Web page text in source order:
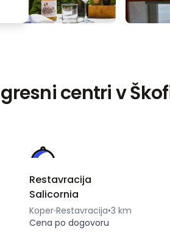
centri v
Restavracija
Salicornia
Koper Restavracija•3 km
Cena po dogovoru